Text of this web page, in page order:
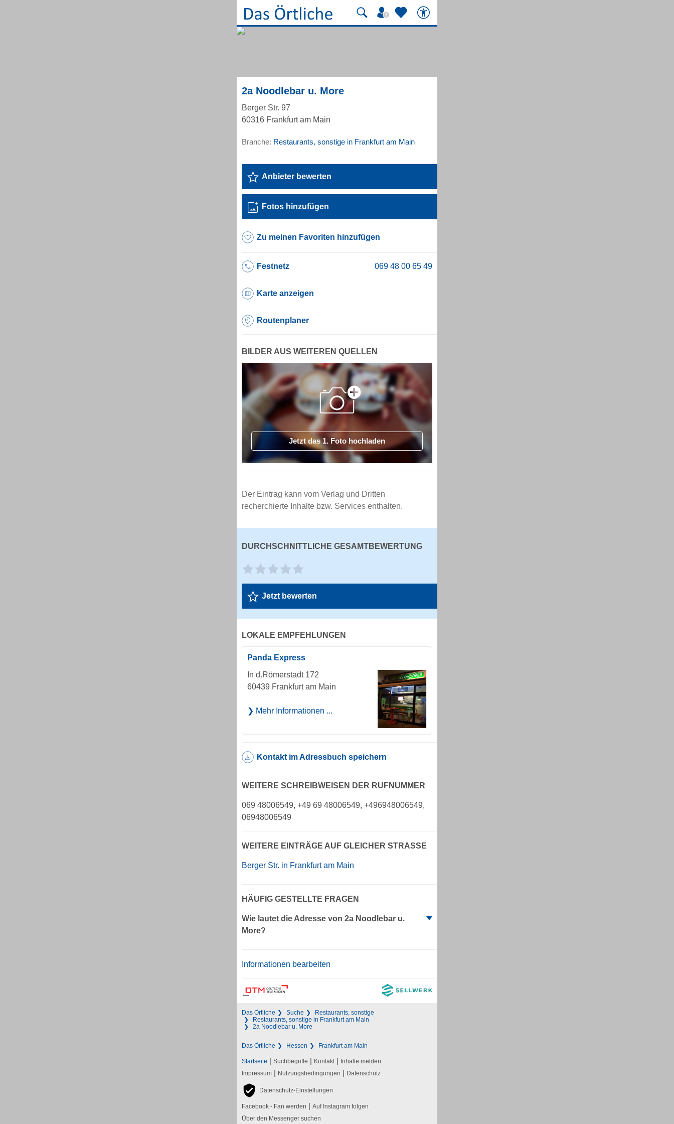
2a Noodlebar u. More
Berger Str. 97
60316 Frankfurt am Main
Branche: Restaurants, sonstige in Frankfurt am Main
Anbieter bewerten
Fotos hinzufügen
Zu meinen Favoriten hinzufügen
Festnetz
Karte anzeigen
Routenplaner
BILDER AUS WEITEREN QUELLEN
Jetzt das 1. Foto hochladen
Der Eintrag kann vom Verlag und Dritten
recherchierte Inhalte bzw. Services enthalten.
DURCHSCHNITTLICHE GESAMTBEWERTUNG
Jetzt bewerten
LOKALE EMPFEHLUNGEN
Panda Express
In d.Römerstadt 172
60439 Frankfurt am Main
Mehr Informationen ...
Kontakt im Adressbuch speichern
WEITERE SCHREIBWEISEN DER RUFNUMMER
069 48006549, +49 69 48006549, +496948006549,
06948006549
WEITERE EINTRÄGE AUF GLEICHER STRASSE
Berger Str. in Frankfurt am Main
HÄUFIG GESTELLTE FRAGEN
Wie lautet die Adresse von 2a Noodlebar u.
More?
Informationen bearbeiten
Das Örtliche Suche
Restaurants, sonstige
Restaurants, sonstige in Frankfurt am Main
2a Noodlebar u. More
Das Örtliche Hessen Frankfurt am Main
Startseite | Suchbegriffe | Kontakt | Inhalte melden
Impressum | Nutzungsbedingungen | Datenschutz
Datenschutz-Einstellungen
Facebook - Fan werden | Auf Instagram folgen
Über den Messenger suchen